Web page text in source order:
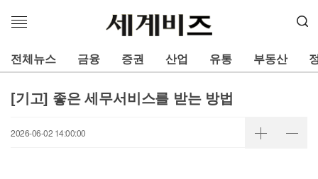
메
열
기
전체뉴스 금융 증권 산업 유통 부동산
[기고] 좋은 세무서비스를 받는 방법
2026-06-02 14:00:00